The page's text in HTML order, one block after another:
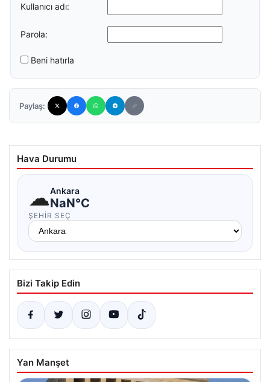
Kullanıcı adı:
Parola:
Beni hatırla
Paylaş:
Hava Durumu
☁Ankara
NaN°C
ŞEHIR SEÇ
Bizi Takip Edin
Yan Manşet